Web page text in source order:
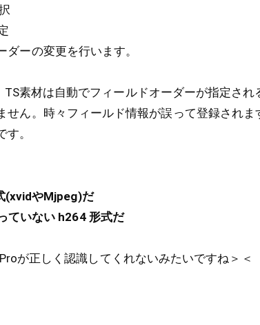
ダーの変更を行います。
素材は自動でフィールドオーダーが指定され
せん。時々フィールド情報が誤って登録されま
。
やMjpeg)だ
いない h264 形式だ
が正しく認識してくれないみたいですね＞＜